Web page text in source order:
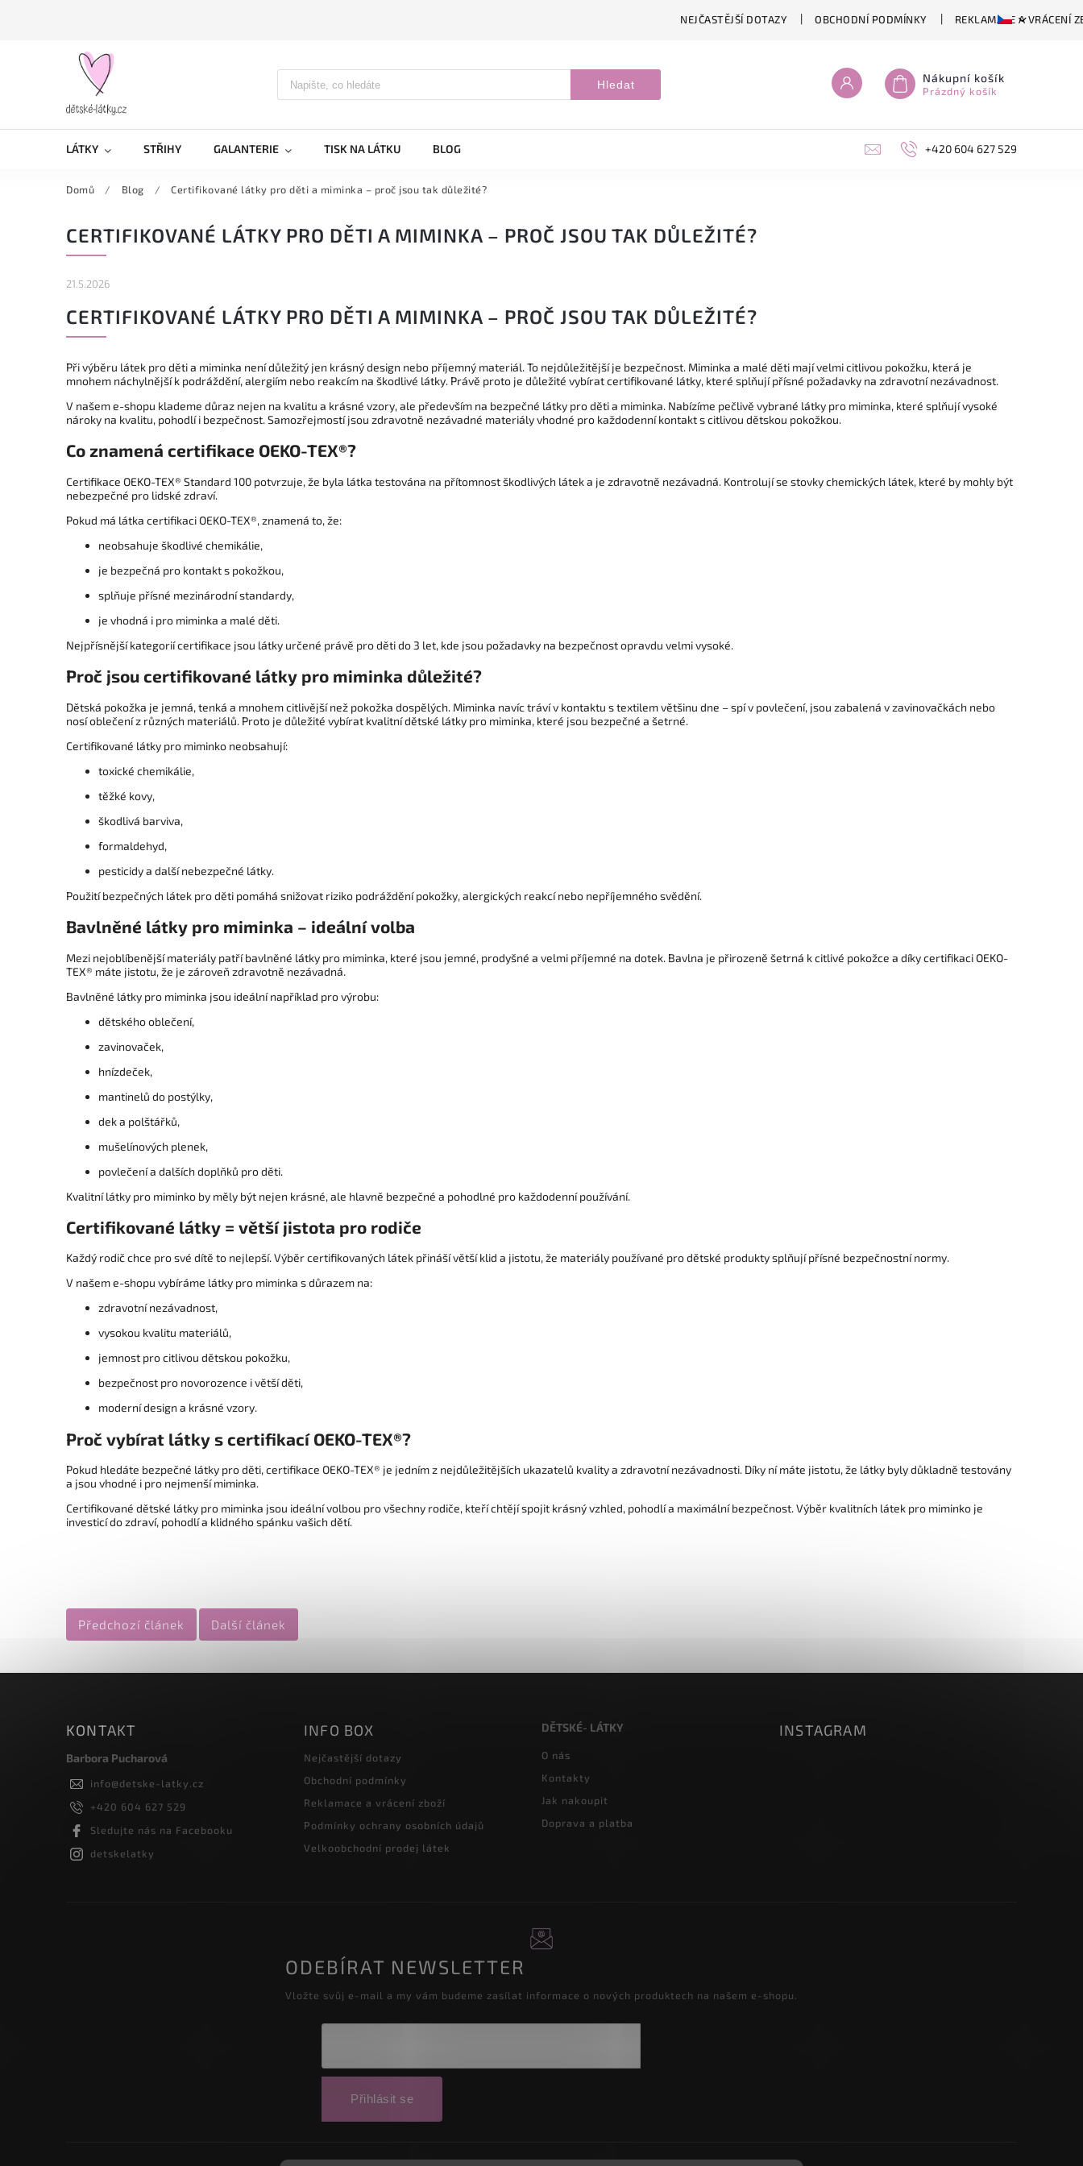
NEJČASTĚJŠÍ DOTAZY OBCHODNÍ PODMÍNKY REKLAMACE A VRÁCENÍ
Hledat Nákupní košík
Prázdný košík
LÁTKY STŘIHY GALANTERIE TISK NA LÁTKU BLOG +420 604 627 529
Domů / Blog / Certifikované látky pro děti a miminka – proč jsou tak důležité?
CERTIFIKOVANÉ LÁTKY PRO DĚTI A MIMINKA – PROČ JSOU TAK DŮLEŽITÉ?
21.5.2026
CERTIFIKOVANÉ LÁTKY PRO DĚTI A MIMINKA – PROČ JSOU TAK DŮLEŽITÉ?
Při výběru látek pro děti a miminka není důležitý jen krásný design nebo příjemný materiál. To nejdůležitější je bezpečnost. Miminka a malé děti mají velmi citlivou pokožku, která je
mnohem náchylnější k podráždění, alergiím nebo reakcím na škodlivé látky. Právě proto je důležité vybírat certifikované látky, které splňují přísné požadavky na zdravotní nezávadnost.
V našem e-shopu klademe důraz nejen na kvalitu a krásné vzory, ale především na bezpečné látky pro děti a miminka. Nabízíme pečlivě vybrané látky pro miminka, které splňují vysoké
nároky na kvalitu, pohodlí i bezpečnost. Samozřejmostí jsou zdravotně nezávadné materiály vhodné pro každodenní kontakt s citlivou dětskou pokožkou.
Co znamená certifikace OEKO-TEX®?
Certifikace OEKO-TEX® Standard 100 potvrzuje, že byla látka testována na přítomnost škodlivých látek a je zdravotně nezávadná. Kontrolují se stovky chemických látek, které by mohly být
nebezpečné pro lidské zdraví.
Pokud má látka certifikaci OEKO-TEX®, znamená to, že:
neobsahuje škodlivé chemikálie,
je bezpečná pro kontakt s pokožkou,
splňuje přísné mezinárodní standardy,
je vhodná i pro miminka a malé děti.
Nejpřísnější kategorií certifikace jsou látky určené právě pro děti do 3 let, kde jsou požadavky na bezpečnost opravdu velmi vysoké.
Proč jsou certifikované látky pro miminka důležité?
Dětská pokožka je jemná, tenká a mnohem citlivější než pokožka dospělých. Miminka navíc tráví v kontaktu s textilem většinu dne – spí v povlečení, jsou zabalená v zavinovačkách nebo
nosí oblečení z různých materiálů. Proto je důležité vybírat kvalitní dětské látky pro miminka, které jsou bezpečné a šetrné.
Certifikované látky pro miminko neobsahují:
toxické chemikálie,
těžké kovy,
škodlivá barviva,
formaldehyd,
pesticidy a další nebezpečné látky.
Použití bezpečných látek pro děti pomáhá snižovat riziko podráždění pokožky, alergických reakcí nebo nepříjemného svědění.
Bavlněné látky pro miminka – ideální volba
Mezi nejoblíbenější materiály patří bavlněné látky pro miminka, které jsou jemné, prodyšné a velmi příjemné na dotek. Bavlna je přirozeně šetrná k citlivé pokožce a díky certifikaci OEKO-
TEX® máte jistotu, že je zároveň zdravotně nezávadná.
Bavlněné látky pro miminka jsou ideální například pro výrobu:
dětského oblečení,
zavinovaček,
hnízdeček,
mantinelů do postýlky,
dek a polštářků,
mušelínových plenek,
povlečení a dalších doplňků pro děti.
Kvalitní látky pro miminko by měly být nejen krásné, ale hlavně bezpečné a pohodlné pro každodenní používání.
Certifikované látky = větší jistota pro rodiče
Každý rodič chce pro své dítě to nejlepší. Výběr certifikovaných látek přináší větší klid a jistotu, že materiály používané pro dětské produkty splňují přísné bezpečnostní normy.
V našem e-shopu vybíráme látky pro miminka s důrazem na:
zdravotní nezávadnost,
vysokou kvalitu materiálů,
jemnost pro citlivou dětskou pokožku,
bezpečnost pro novorozence i větší děti,
moderní design a krásné vzory.
Proč vybírat látky s certifikací OEKO-TEX®?
Pokud hledáte bezpečné látky pro děti, certifikace OEKO-TEX® je jedním z nejdůležitějších ukazatelů kvality a zdravotní nezávadnosti. Díky ní máte jistotu, že látky byly důkladně testovány
a jsou vhodné i pro nejmenší miminka.
Certifikované dětské látky pro miminka jsou ideální volbou pro všechny rodiče, kteří chtějí spojit krásný vzhled, pohodlí a maximální bezpečnost. Výběr kvalitních látek pro miminko je
investicí do zdraví, pohodlí a klidného spánku vašich dětí.
Předchozí článek Další článek
KONTAKT
Barbora Pucharová
info@detske-latky.cz
+420 604 627 529
Sledujte nás na Facebooku
detskelatky
INFO BOX
Nejčastější dotazy
Obchodní podmínky
Reklamace a vrácení zboží
Podmínky ochrany osobních údajů
Velkoobchodní prodej látek
DĚTSKÉ- LÁTKY
O nás
Kontakty
Jak nakoupit
Doprava a platba
INSTAGRAM
ODEBÍRAT NEWSLETTER
Vložte svůj e-mail a my vám budeme zasílat informace o nových produktech na našem e-shopu.
Přihlásit se